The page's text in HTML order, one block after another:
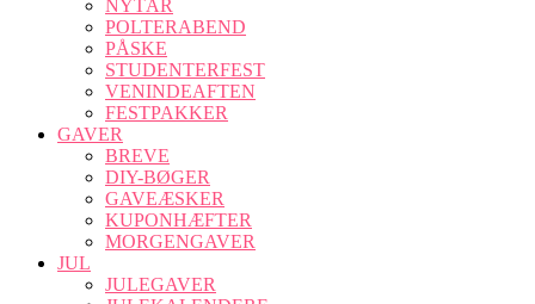
NYTÅR
POLTERABEND
PÅSKE
STUDENTERFEST
VENINDEAFTEN
FESTPAKKER
GAVER
BREVE
DIY-BØGER
GAVEÆSKER
KUPONHÆFTER
MORGENGAVER
JUL
JULEGAVER